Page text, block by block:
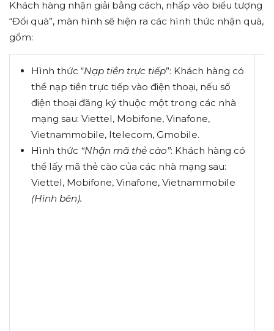
Khách hàng nhận giải bằng cách, nhấp vào biểu tượng
“Đổi quà”, màn hình sẽ hiện ra các hình thức nhận quà,
gồm:
Hình thức “Nạp tiền trực tiếp”: Khách hàng có
thể nạp tiền trực tiếp vào điện thoại, nếu số
điện thoại đăng ký thuộc một trong các nhà
mạng sau: Viettel, Mobifone, Vinafone,
Vietnammobile, Itelecom, Gmobile.
Hình thức “Nhận mã thẻ cào”: Khách hàng có
thể lấy mã thẻ cào của các nhà mạng sau:
Viettel, Mobifone, Vinafone, Vietnammobile
(Hình bên).